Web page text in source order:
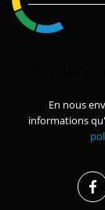
En nous
informations